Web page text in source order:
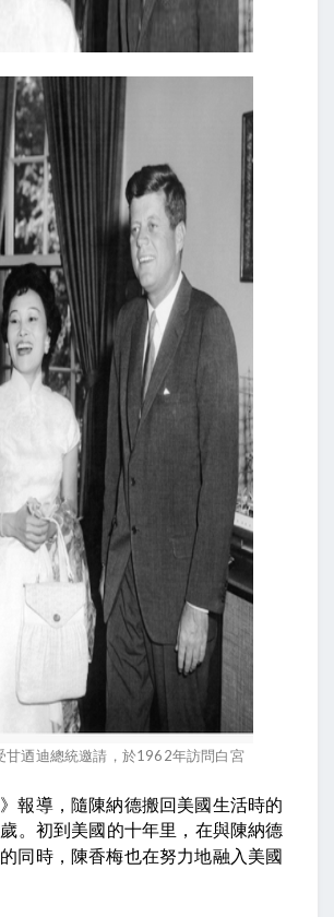
甘迺迪總統邀請，於1962年訪問白宮
報導，隨陳納德搬回美國生活時的
歲。初到美國的十年里，在與陳納德
同時，陳香梅也在努力地融入美國